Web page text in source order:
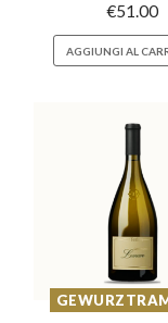
€51.00
AGGIUNGI AL